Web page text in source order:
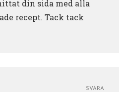
din sida med alla
recept. Tack tack
SVARA